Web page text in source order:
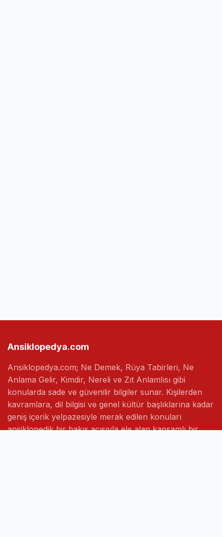
Ansiklopedya.com
Ansiklopedya.com; Ne Demek, Rüya Tabirleri, Ne
Anlama Gelir, Kimdir, Nereli ve Zıt Anlamlısı gibi
konularda sade ve güvenilir bilgiler sunar. Kişilerden
kavramlara, dil bilgisi ve genel kültür başlıklarına kadar
geniş içerik yelpazesiyle merak edilen konuları
ansiklopedik bir bakış açısıyla ele alan kapsamlı bir